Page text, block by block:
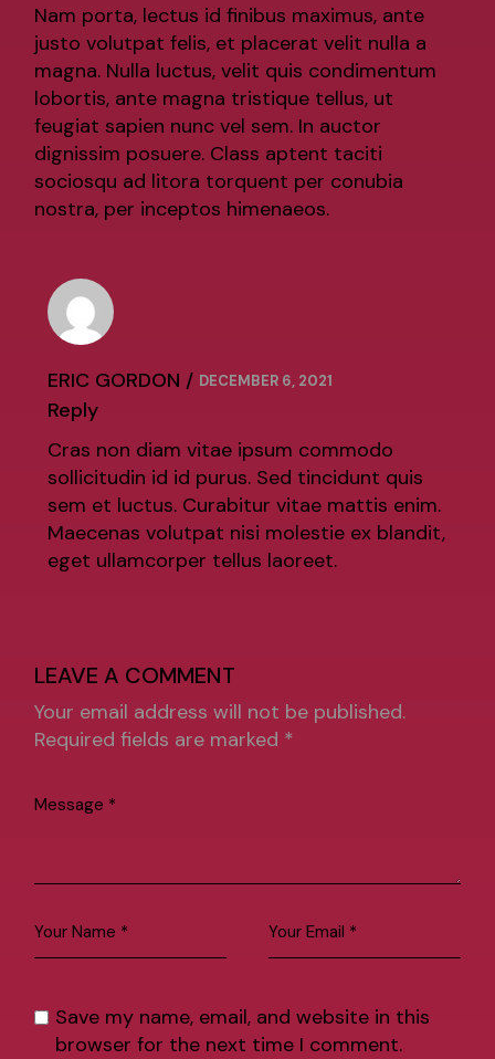
Nam porta, lectus id finibus maximus, ante
justo volutpat felis, et placerat velit nulla a
magna. Nulla luctus, velit quis condimentum
lobortis, ante magna tristique tellus, ut
feugiat sapien nunc vel sem. In auctor
dignissim posuere. Class aptent taciti
sociosqu ad litora torquent per conubia
nostra, per inceptos himenaeos.
ERIC GORDON DECEMBER 6, 2021
Reply
Cras non diam vitae ipsum commodo
sollicitudin id id purus. Sed tincidunt quis
sem et luctus. Curabitur vitae mattis enim.
Maecenas volutpat nisi molestie ex blandit,
eget ullamcorper tellus laoreet.
LEAVE A COMMENT
Your email address will not be published.
Required fields are marked *
Save my name, email, and website in this
browser for the next time I comment.